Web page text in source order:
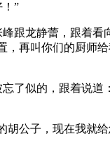
”
跟龙静蕾，跟着看
，再叫你们的厨师
了似的，跟着说道
胡公子，现在我就